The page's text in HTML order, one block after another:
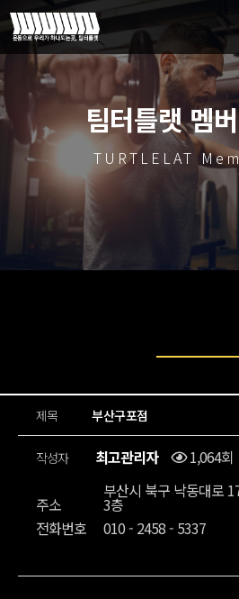
팀터틀랫 멤
TURTLELAT
제목 부산구포점
작성자 최고관리자 1,064회
주소
부산시 북구 낙동대로
3층
전화번호
010 - 2458 - 5337